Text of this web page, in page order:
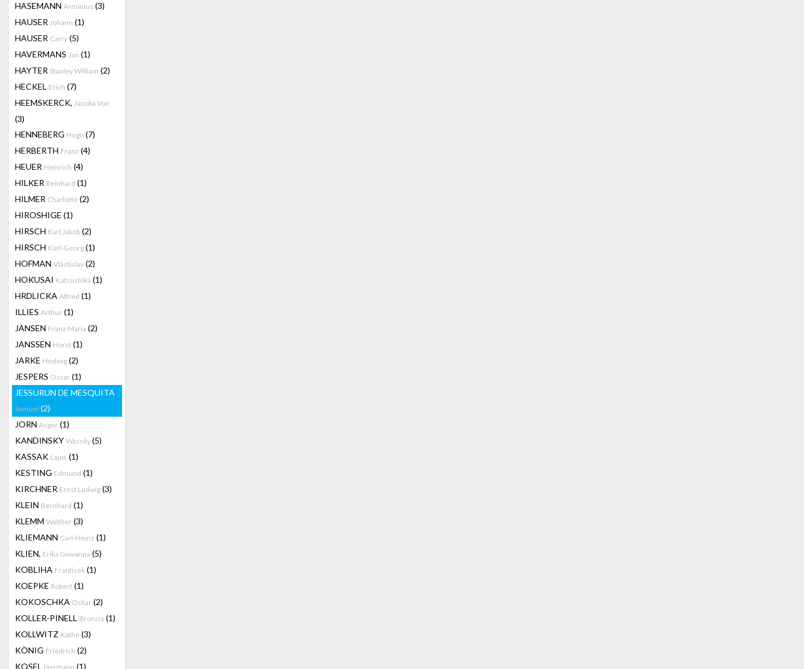
HASEMANN Arminius (3)
HAUSER Johann (1)
HAUSER Carry (5)
HAVERMANS Jan (1)
HAYTER Stanley William (2)
HECKEL Erich (7)
HEEMSKERCK, Jacoba Von
(3)
HENNEBERG Hugo (7)
HERBERTH Franz (4)
HEUER Heinrich (4)
HILKER Reinhard (1)
HILMER Charlotte (2)
HIROSHIGE (1)
HIRSCH Karl Jakob (2)
HIRSCH Karl-Georg (1)
HOFMAN Vlastislav (2)
HOKUSAI Katsushika (1)
HRDLICKA Alfred (1)
ILLIES Arthur (1)
JANSEN Franz Maria (2)
JANSSEN Horst (1)
JARKE Hedwig (2)
JESPERS Oscar (1)
JESSURUN DE MESQUITA
Samuel (2)
JORN Asger (1)
KANDINSKY Wassily (5)
KASSAK Lajos (1)
KESTING Edmund (1)
KIRCHNER Ernst Ludwig (3)
KLEIN Bernhard (1)
KLEMM Walther (3)
KLIEMANN Carl-Heinz (1)
KLIEN, Erika Giovanna (5)
KOBLIHA Frantisek (1)
KOEPKE Robert (1)
KOKOSCHKA Oskar (2)
KOLLER-PINELL Broncia (1)
KOLLWITZ Käthe (3)
KÖNIG Friedrich (2)
KOSEL Hermann (1)